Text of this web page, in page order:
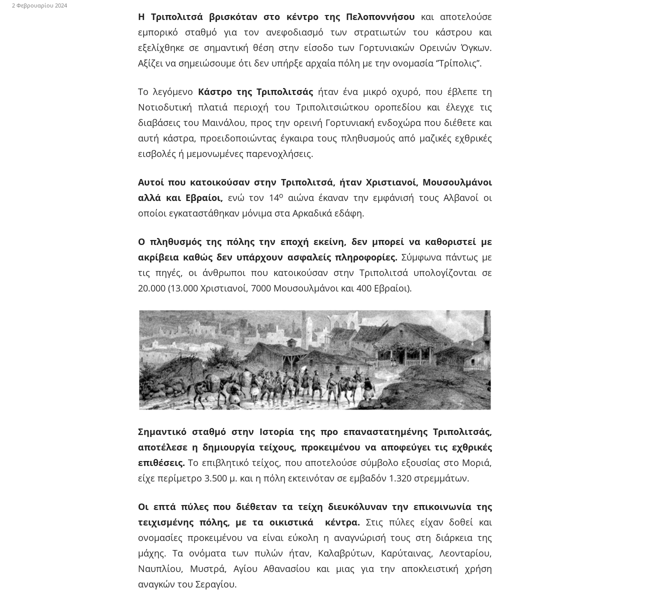
2 Φεβρουαρίου 2024
Η Τριπολιτσά βρισκόταν στο κέντρο της Πελοποννήσου και αποτελούσε
εμπορικό σταθμό για τον ανεφοδιασμό των στρατιωτών του κάστρου και
εξελίχθηκε σε σημαντική θέση στην είσοδο των Γορτυνιακών Ορεινών Όγκων.
Αξίζει να σημειώσουμε ότι δεν υπήρξε αρχαία πόλη με την ονομασία ‘’Τρίπολις’’.
Το λεγόμενο Κάστρο της Τριπολιτσάς ήταν ένα μικρό οχυρό, που έβλεπε τη
Νοτιοδυτική πλατιά περιοχή του Τριπολιτσιώτκου οροπεδίου και έλεγχε τις
διαβάσεις του Μαινάλου, προς την ορεινή Γορτυνιακή ενδοχώρα που διέθετε και
αυτή κάστρα, προειδοποιώντας έγκαιρα τους πληθυσμούς από μαζικές εχθρικές
εισβολές ή μεμονωμένες παρενοχλήσεις.
Αυτοί που κατοικούσαν στην Τριπολιτσά, ήταν Χριστιανοί, Μουσουλμάνοι
αλλά και Εβραίοι, ενώ τον 14οαιώνα έκαναν την εμφάνισή τους Αλβανοί οι
οποίοι εγκαταστάθηκαν μόνιμα στα Αρκαδικά εδάφη.
Ο πληθυσμός της πόλης την εποχή εκείνη, δεν μπορεί να καθοριστεί με
ακρίβεια καθώς δεν υπάρχουν ασφαλείς πληροφορίες. Σύμφωνα πάντως με
τις πηγές, οι άνθρωποι που κατοικούσαν στην Τριπολιτσά υπολογίζονται σε
20.000 (13.000 Χριστιανοί, 7000 Μουσουλμάνοι και 400 Εβραίοι).
Σημαντικό σταθμό στην Ιστορία της προ επαναστατημένης Τριπολιτσάς,
αποτέλεσε η δημιουργία τείχους, προκειμένου να αποφεύγει τις εχθρικές
επιθέσεις. Το επιβλητικό τείχος, που αποτελούσε σύμβολο εξουσίας στο Μοριά,
είχε περίμετρο 3.500 μ. και η πόλη εκτεινόταν σε εμβαδόν 1.320 στρεμμάτων.
Οι επτά πύλες που διέθεταν τα τείχη διευκόλυναν την επικοινωνία της
τειχισμένης πόλης, με τα οικιστικά κέντρα. Στις πύλες είχαν δοθεί και
ονομασίες προκειμένου να είναι εύκολη η αναγνώρισή τους στη διάρκεια της
μάχης. Τα ονόματα των πυλών ήταν, Καλαβρύτων, Καρύταινας, Λεονταρίου,
Ναυπλίου, Μυστρά, Αγίου Αθανασίου και μιας για την αποκλειστική χρήση
αναγκών του Σεραγίου.